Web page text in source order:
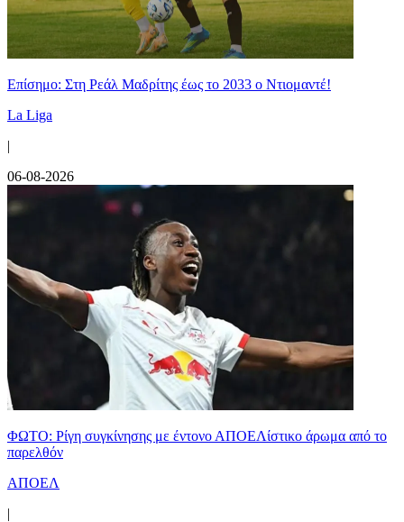
Επίσημο: Στη Ρεάλ Μαδρίτης έως το 2033 ο Ντιομαντέ!
La Liga
|
06-08-2026
ΦΩΤΟ: Ρίγη συγκίνησης με έντονο ΑΠΟΕΛίστικο άρωμα από το
παρελθόν
ΑΠΟΕΛ
|